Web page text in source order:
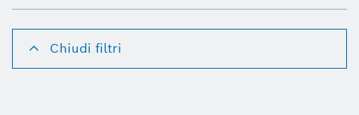
Chiudi filtri